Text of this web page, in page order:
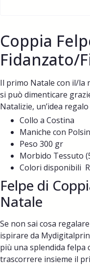
Coppia
Fidanzato/
Il primo Natale con il/la
si può dimenticare
Natalizie, un’idea
Collo a Costina
Maniche con
Peso 300 gr
Morbido Tessuto
Colori disponibili
Felpe di
Natale
Se non sai cosa
ispirare da
più una splendida
trascorrere insieme il